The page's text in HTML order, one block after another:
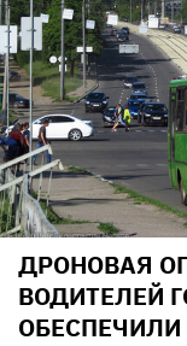
ДРОНОВАЯ
ВОДИТЕЛЕЙ